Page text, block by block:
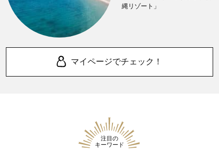
縄リゾート」
マイページでチェック！
注目の
キーワード